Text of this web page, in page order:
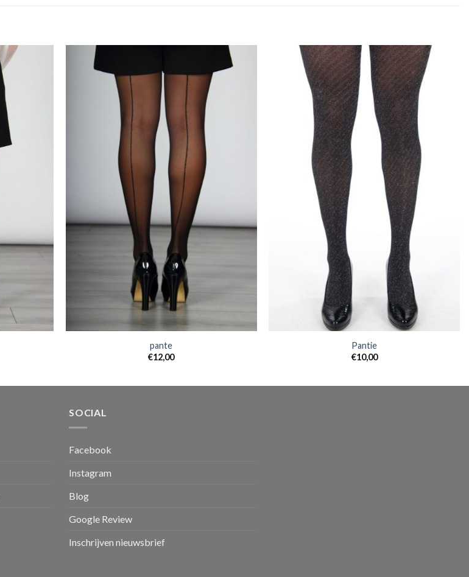
pante
€12,00
Pantie
€10,00
SOCIAL
Facebook
Instagram
Blog
Google Review
Inschrijven nieuwsbrief